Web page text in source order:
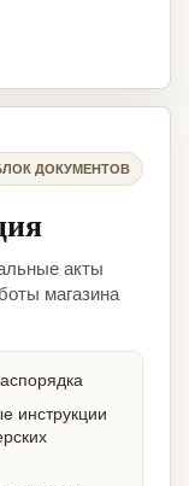
ДОКУМЕНТОВ
акты
магазина
инструкции